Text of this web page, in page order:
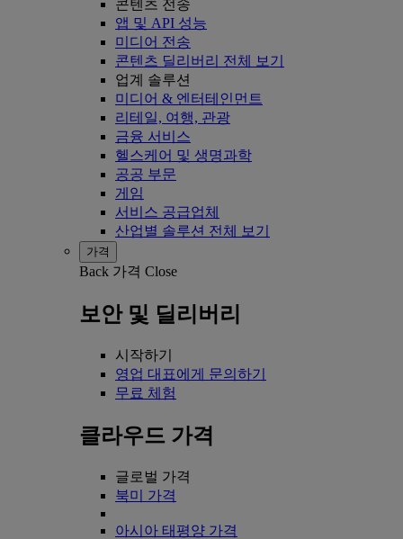
콘텐츠 전송
앱 및 API 성능
미디어 전송
콘텐츠 딜리버리 전체 보기
업계 솔루션
미디어 & 엔터테인먼트
리테일, 여행, 관광
금융 서비스
헬스케어 및 생명과학
공공 부문
게임
서비스 공급업체
산업별 솔루션 전체 보기
가격
Back 가격 Close
보안 및 딜리버리
시작하기
영업 대표에게 문의하기
무료 체험
클라우드 가격
글로벌 가격
북미 가격
아시아 태평양 가격